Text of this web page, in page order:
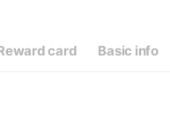
card Basic info